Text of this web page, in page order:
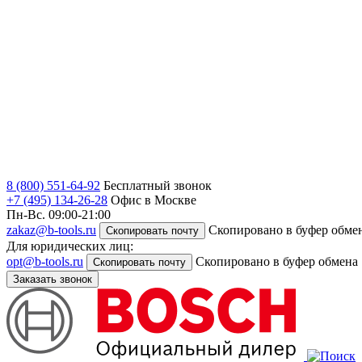
8 (800) 551-64-92 Бесплатный звонок
+7 (495) 134-26-28 Офис в Москве
Пн-Вс. 09:00-21:00
zakaz@b-tools.ru
Скопировать почту
Скопировано в буфер
Для юридических лиц:
opt@b-tools.ru
Скопировать почту Скопировано в буфер обмена
Заказать звонок